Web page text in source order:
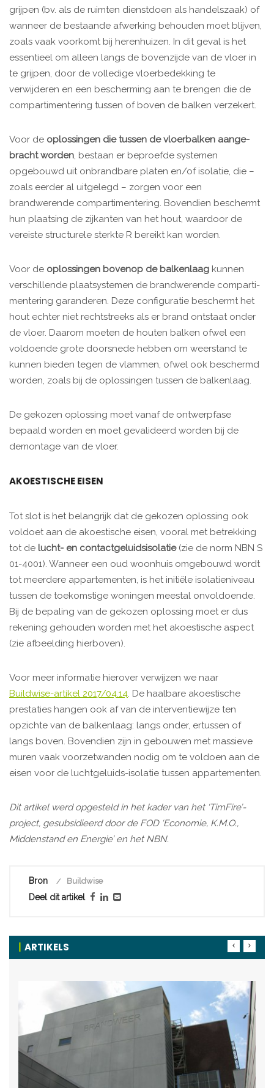
grijpen (bv. als de ruimten dienstdoen als handelszaak) of
wanneer de bestaande afwerking behouden moet blijven,
zoals vaak voorkomt bij herenhuizen. In dit geval is het
essentieel om alleen langs de bovenzijde van de vloer in
te grijpen, door de volledige vloerbedekking te
verwijderen en een bescher­ming aan te brengen die de
compartimentering tussen of boven de balken verzekert.
Voor de oplossingen die tussen de vloerbalken aange­
bracht worden, bestaan er beproefde systemen
opgebouwd uit onbrandbare platen en/of isolatie, die –
zoals eerder al uitgelegd – zorgen voor een
brandwerende compartimen­tering. Bovendien beschermt
hun plaatsing de zijkanten van het hout, waardoor de
vereiste structurele sterkte R bereikt kan worden.
Voor de oplossingen bovenop de balkenlaag kunnen
verschillende plaatsystemen de brandwerende comparti­
mentering garanderen. Deze configuratie beschermt het
hout echter niet rechtstreeks als er brand ontstaat onder
de vloer. Daarom moeten de houten balken ofwel een
vol­doende grote doorsnede hebben om weerstand te
kunnen bieden tegen de vlammen, ofwel ook beschermd
worden, zoals bij de oplossingen tussen de balkenlaag.
De gekozen oplossing moet vanaf de ontwerpfase
bepaald worden en moet gevalideerd worden bij de
demontage van de vloer.
AKOESTISCHE EISEN
Tot slot is het belangrijk dat de gekozen oplossing ook
voldoet aan de akoestische eisen, vooral met betrekking
tot de lucht- en contactgeluidsisolatie(zie de norm NBN S
01-400­1). Wanneer een oud woonhuis omgebouwd wordt
tot meerdere appartementen, is het initiële isolatieniveau
tussen de toekomstige woningen meestal onvoldoende.
Bij de bepaling van de gekozen oplossing moet er dus
rekening gehouden worden met het akoestische aspect
(zie afbeelding hierboven).
Voor meer informatie hierover verwijzen we naar
Buildwise-artikel 2017/04.14. De haalbare akoestische
prestaties hangen ook af van de interventiewijze ten
opzichte van de balkenlaag: langs onder, ertussen of
langs boven. Bovendien zijn in gebouwen met massieve
muren vaak voorzetwanden nodig om te voldoen aan de
eisen voor de luchtgeluids-isolatie tussen appartementen.
Dit artikel werd opgesteld in het kader van het ‘TimFire’-
project, gesubsi­dieerd door de FOD ‘Economie, K.M.O.,
Middenstand en Energie’ en het NBN.
Bron Buildwise
Deel dit artikel
ARTIKELS